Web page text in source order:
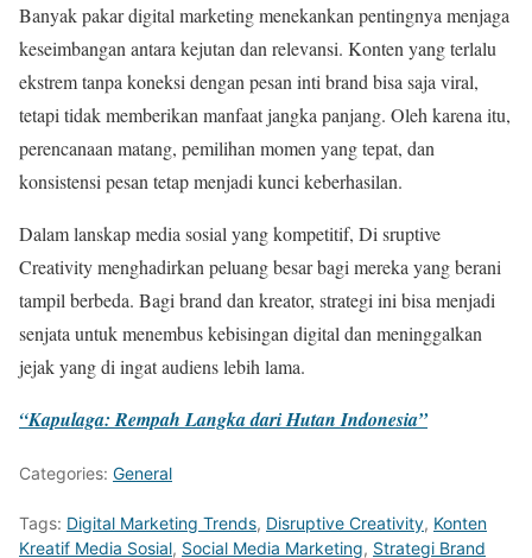
Banyak pakar digital marketing menekankan pentingnya menjaga
keseimbangan antara kejutan dan relevansi. Konten yang terlalu
ekstrem tanpa koneksi dengan pesan inti brand bisa saja viral,
tetapi tidak memberikan manfaat jangka panjang. Oleh karena itu,
perencanaan matang, pemilihan momen yang tepat, dan
konsistensi pesan tetap menjadi kunci keberhasilan.
Dalam lanskap media sosial yang kompetitif, Di sruptive
Creativity menghadirkan peluang besar bagi mereka yang berani
tampil berbeda. Bagi brand dan kreator, strategi ini bisa menjadi
senjata untuk menembus kebisingan digital dan meninggalkan
jejak yang di ingat audiens lebih lama.
“Kapulaga: Rempah Langka dari Hutan Indonesia”
Categories: General
Tags: Digital Marketing Trends, Disruptive Creativity, Konten
Kreatif Media Sosial, Social Media Marketing, Strategi Brand